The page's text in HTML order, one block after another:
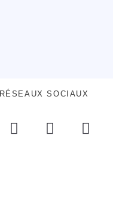
RÉSEAUX SOCIAUX